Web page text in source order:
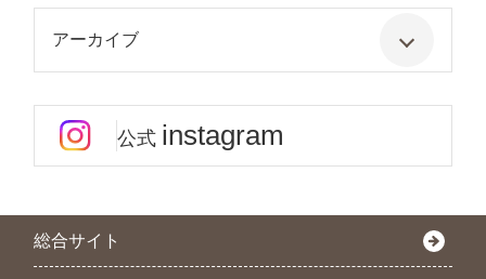
アーカイブ
公式 instagram
総合サイト